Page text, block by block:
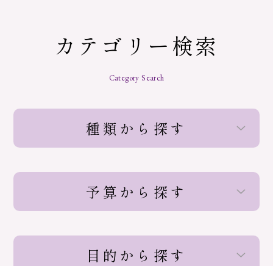
カテゴリー検索
Category Search
種類から探す
予算から探す
目的から探す